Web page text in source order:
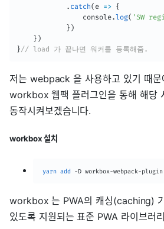
. catch( e => {
                console
.log( 'SW
} )
} )
}// load 가 끝나면 워커를 등록해줌.
저는 webpack 을 사용하고 있기 때문
workbox 웹팩 플러그인을 통해 해당
동작시켜보겠습니다.
workbox 설치
yarn add -D workbox-webpack-plugin
workbox 는 PWA의 캐싱(caching)
있도록 지원되는 표준 PWA 라이브러